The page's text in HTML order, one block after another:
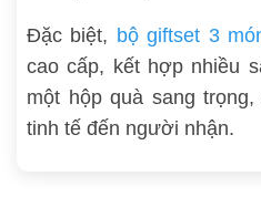
Đặc biệt, bộ giftset 3
cao cấp, kết hợp nhiều
một hộp quà sang
tinh tế đến người nhận.